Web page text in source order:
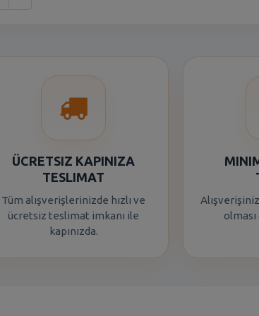
ÜCRETSIZ KAPINIZA
TESLIMAT
Tüm alışverişlerinizde hızlı ve
ücretsiz teslimat imkanı ile
kapınızda.